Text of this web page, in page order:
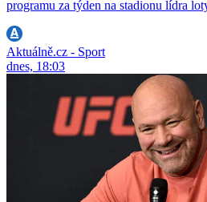
programu za týden na stadionu lídra
Aktuálně.cz - Sport
dnes, 18:03